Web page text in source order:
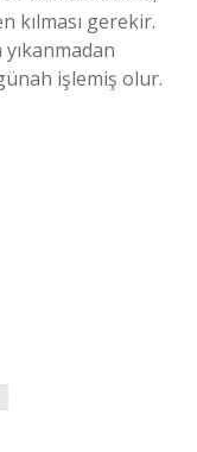
kılması gerekir.
işlemiş olur.